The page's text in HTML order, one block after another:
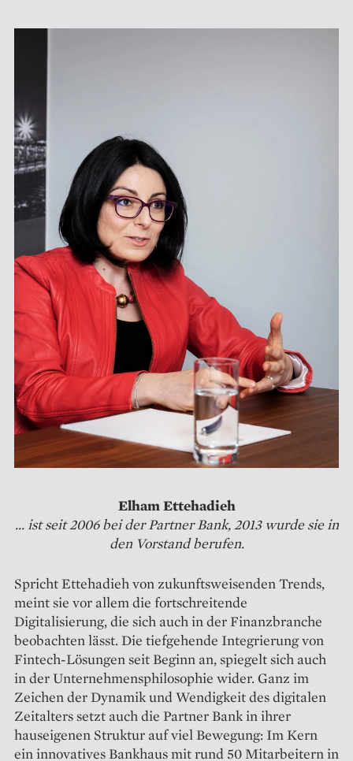
Elham Ettehadieh
... ist seit 2006 bei der Partner Bank, 2013 wurde sie in
den Vorstand berufen.
Spricht Ettehadieh von zukunftsweisenden Trends,
meint sie vor allem die fortschreitende
Digitalisierung, die sich auch in der Finanzbranche
beobachten lässt. Die tiefgehende Integrierung von
Fintech-Lösungen seit Beginn an, spiegelt sich auch
in der Unternehmensphilosophie wider. Ganz im
Zeichen der Dynamik und Wendigkeit des digitalen
Zeitalters setzt auch die Partner Bank in ihrer
hauseigenen Struktur auf viel Bewegung: Im Kern
ein innovatives Bankhaus mit rund 50 Mitarbeitern in